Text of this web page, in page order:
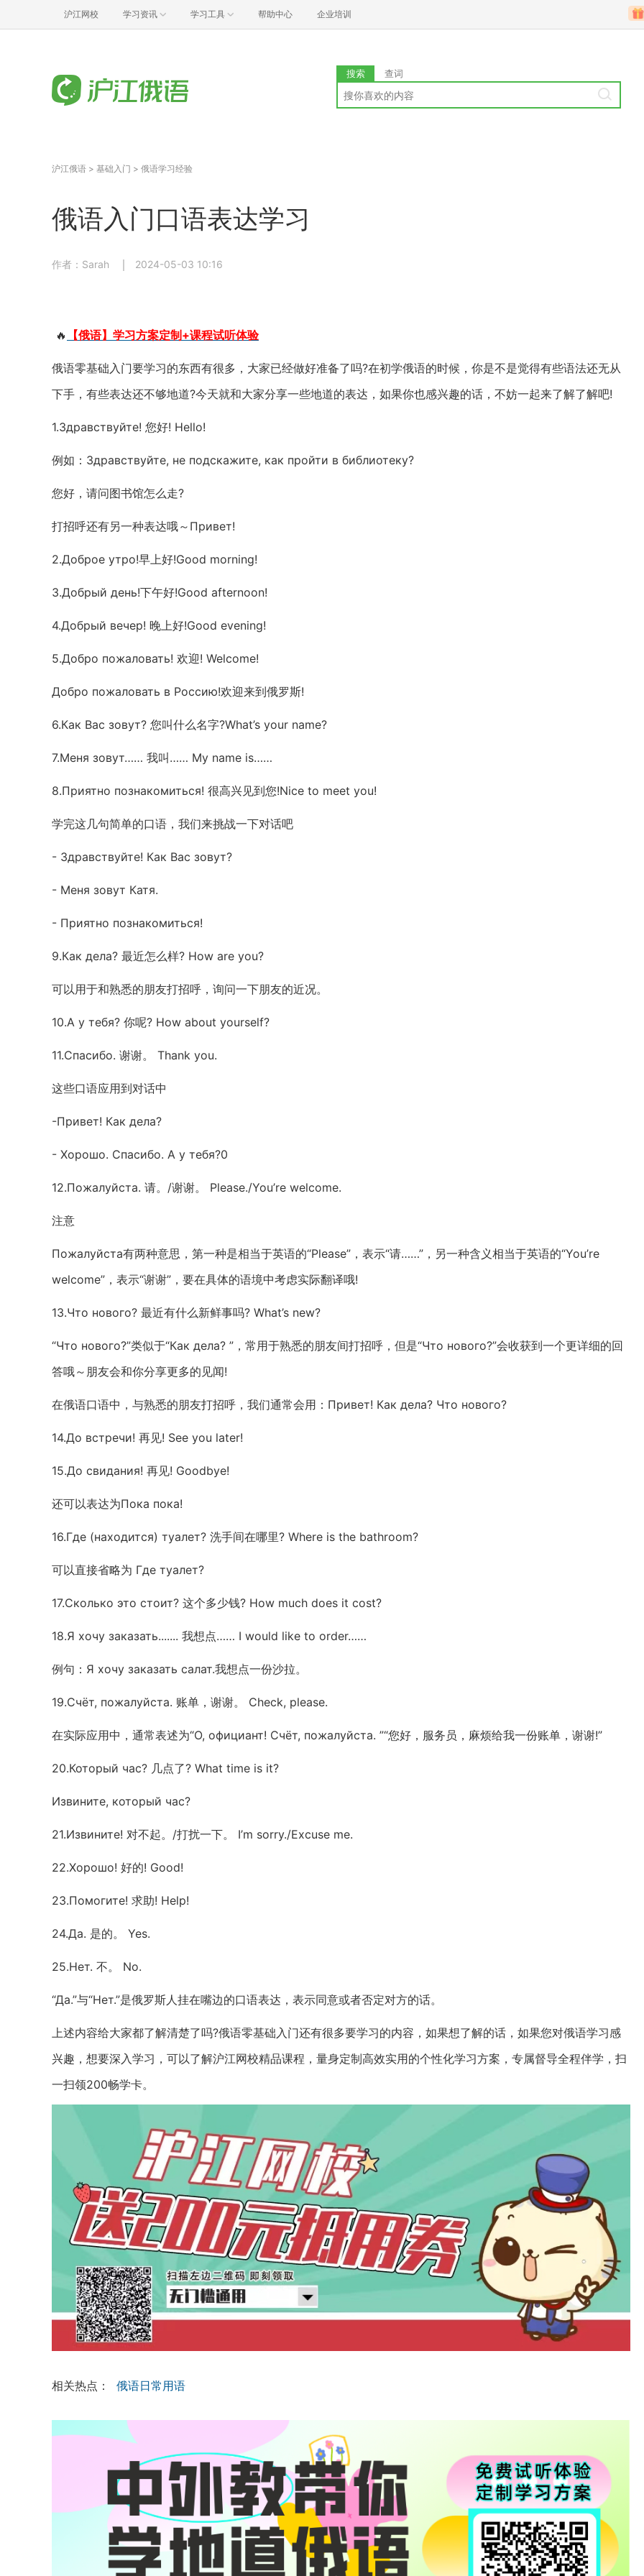
沪江网校 学习资讯 学习工具 帮助中心 企业培训
搜索 查词
沪江俄语 > 基础入门 > 俄语学习经验
俄语入门口语表达学习
作者：Sarah 2024-05-03 10:16
🔥 【俄语】学习方案定制+课程试听体验
俄语零基础入门要学习的东西有很多，大家已经做好准备了吗?在初学俄语的时候，你是不是觉得有些语法还无从
下手，有些表达还不够地道?今天就和大家分享一些地道的表达，如果你也感兴趣的话，不妨一起来了解了解吧!
1.Здравствуйте! 您好! Hello!
例如：Здравствуйте, не подскажите, как пройти в библиотеку?
您好，请问图书馆怎么走?
打招呼还有另一种表达哦～Привет!
2.Доброе утро!早上好!Good morning!
3.Добрый день!下午好!Good afternoon!
4.Добрый вечер! 晚上好!Good evening!
5.Добро пожаловать! 欢迎! Welcome!
Добро пожаловать в Россию!欢迎来到俄罗斯!
6.Как Вас зовут? 您叫什么名字?What’s your name?
7.Меня зовут…… 我叫…… My name is……
8.Приятно познакомиться! 很高兴见到您!Nice to meet you!
学完这几句简单的口语，我们来挑战一下对话吧
- Здравствуйте! Как Вас зовут?
- Меня зовут Катя.
- Приятно познакомиться!
9.Как дела? 最近怎么样? How are you?
可以用于和熟悉的朋友打招呼，询问一下朋友的近况。
10.А у тебя? 你呢? How about yourself?
11.Спасибо. 谢谢。 Thank you.
这些口语应用到对话中
-Привет! Как дела?
- Хорошо. Спасибо. А у тебя?0
12.Пожалуйста. 请。/谢谢。 Please./You’re welcome.
注意
Пожалуйста有两种意思，第一种是相当于英语的“Please”，表示“请……”，另一种含义相当于英语的“You’re
welcome”，表示“谢谢”，要在具体的语境中考虑实际翻译哦!
13.Что нового? 最近有什么新鲜事吗? What’s new?
“Что нового?”类似于“Как дела? ”，常用于熟悉的朋友间打招呼，但是“Что нового?”会收获到一个更详细的回
答哦～朋友会和你分享更多的见闻!
在俄语口语中，与熟悉的朋友打招呼，我们通常会用：Привет! Как дела? Что нового?
14.До встречи! 再见! See you later!
15.До свидания! 再见! Goodbye!
还可以表达为Пока пока!
16.Где (находится) туалет? 洗手间在哪里? Where is the bathroom?
可以直接省略为 Где туалет?
17.Сколько это стоит? 这个多少钱? How much does it cost?
18.Я хочу заказать....... 我想点…… I would like to order……
例句：Я хочу заказать салат.我想点一份沙拉。
19.Счёт, пожалуйста. 账单，谢谢。 Check, please.
在实际应用中，通常表述为“О, официант! Счёт, пожалуйста. ”“您好，服务员，麻烦给我一份账单，谢谢!”
20.Который час? 几点了? What time is it?
Извините, который час?
21.Извините! 对不起。/打扰一下。 I’m sorry./Excuse me.
22.Хорошо! 好的! Good!
23.Помогите! 求助! Help!
24.Да. 是的。 Yes.
25.Нет. 不。 No.
“Да.”与“Нет.”是俄罗斯人挂在嘴边的口语表达，表示同意或者否定对方的话。
上述内容给大家都了解清楚了吗?俄语零基础入门还有很多要学习的内容，如果想了解的话，如果您对俄语学习感
兴趣，想要深入学习，可以了解沪江网校精品课程，量身定制高效实用的个性化学习方案，专属督导全程伴学，扫
一扫领200畅学卡。
相关热点： 俄语日常用语